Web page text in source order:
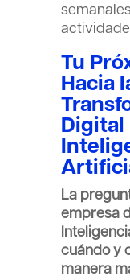
Tu
Hacia
La
empresa
cuándo y
manera